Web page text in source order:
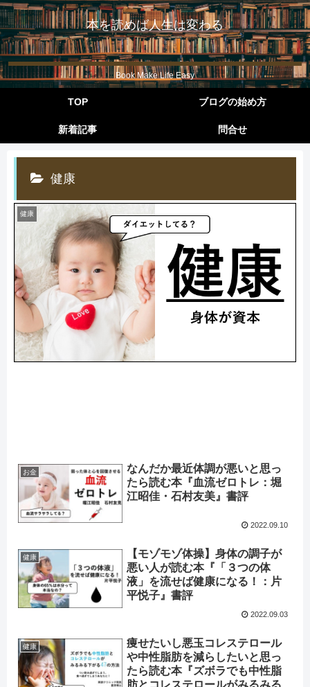
本を読めば人生は変わる
Book Make Life Easy
TOP ブログの始め方
新着記事 問合せ
健康
健康
お金
なんだか最近体調が悪いと思っ
たら読む本『血流ゼロトレ：堀
江昭佳・石村友美』書評
2022.09.10
健康
【モゾモゾ体操】身体の調子が
悪い人が読む本『「３つの体
液」を流せば健康になる！：片
平悦子』書評
2022.09.03
健康
痩せたいし悪玉コレステロール
や中性脂肪を減らしたいと思っ
たら読む本『ズボラでも中性脂
肪とコレステロールがみるみる